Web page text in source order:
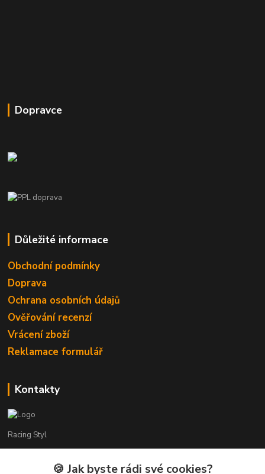
Dopravce
Důležité informace
Obchodní podmínky
Doprava
Ochrana osobních údajů
Ověřování recenzí
Vrácení zboží
Reklamace formulář
Kontakty
Racing Styl
Karel Muláček🍪 Jak byste rádi své cookies?